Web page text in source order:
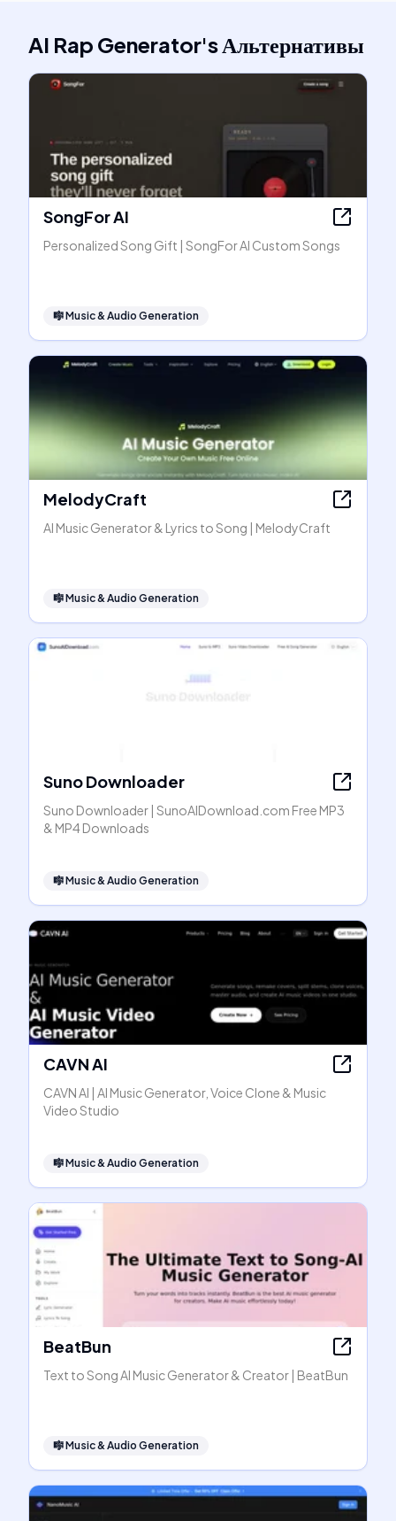
AI Rap Generator'sАльтернативы
SongFor AI
Personalized Song Gift | SongFor AI Custom Songs
🎼Music & Audio Generation
MelodyCraft
AI Music Generator & Lyrics to Song | MelodyCraft
🎼Music & Audio Generation
Suno Downloader
Suno Downloader | SunoAIDownload.com Free MP3
& MP4 Downloads
🎼Music & Audio Generation
CAVN AI
CAVN AI | AI Music Generator, Voice Clone & Music
Video Studio
🎼Music & Audio Generation
BeatBun
Text to Song AI Music Generator & Creator | BeatBun
🎼Music & Audio Generation